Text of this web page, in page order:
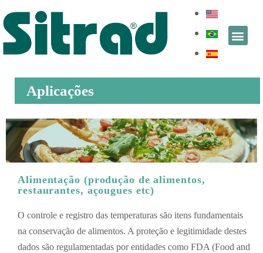
Aplicações
Alimentação (produção de alimentos,
restaurantes, açougues etc)
O controle e registro das temperaturas são itens fundamentais
na conservação de alimentos. A proteção e legitimidade destes
dados são regulamentadas por entidades como FDA (Food and